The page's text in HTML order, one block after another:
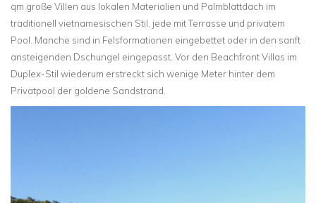
qm große Villen aus lokalen Materialien und Palmblattdach im
traditionell vietnamesischen Stil, jede mit Terrasse und privatem
Pool. Manche sind in Felsformationen eingebettet oder in den sanft
ansteigenden Dschungel eingepasst. Vor den Beachfront Villas im
Duplex-Stil wiederum erstreckt sich wenige Meter hinter dem
Privatpool der goldene Sandstrand.